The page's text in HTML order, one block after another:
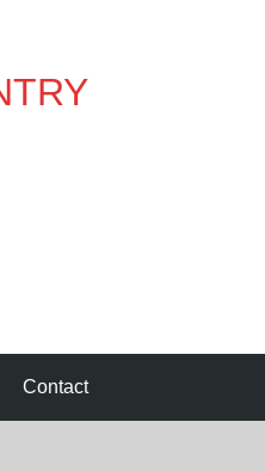
Contact